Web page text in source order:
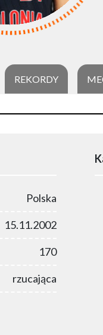
REKORDY
Polska
15.11.2002
170
rzucająca